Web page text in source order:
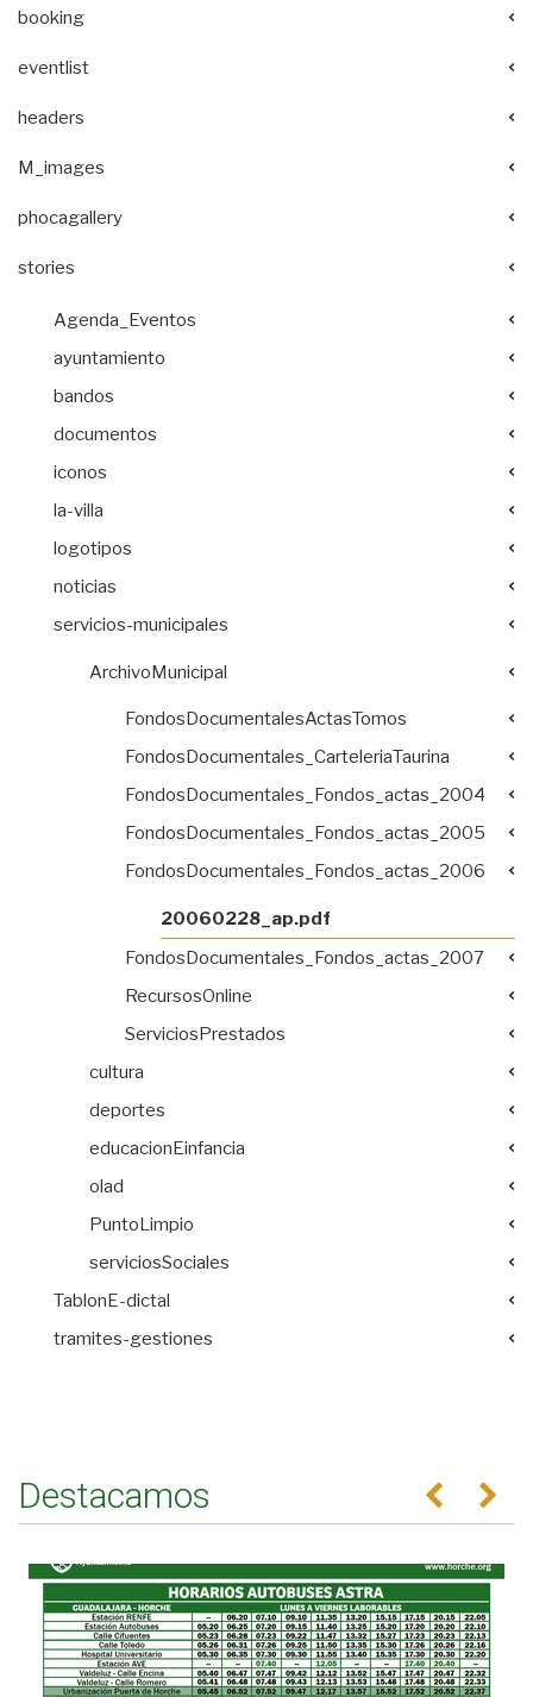
booking
eventlist
headers
M_images
phocagallery
stories
Agenda_Eventos
ayuntamiento
bandos
documentos
iconos
la-villa
logotipos
noticias
servicios-municipales
ArchivoMunicipal
FondosDocumentalesActasTomos
FondosDocumentales_CarteleriaTaurina
FondosDocumentales_Fondos_actas_2004
FondosDocumentales_Fondos_actas_2005
FondosDocumentales_Fondos_actas_2006
20060228_ap.pdf
FondosDocumentales_Fondos_actas_2007
RecursosOnline
ServiciosPrestados
cultura
deportes
educacionEinfancia
olad
PuntoLimpio
serviciosSociales
TablonE-dictal
tramites-gestiones
Destacamos Anterior